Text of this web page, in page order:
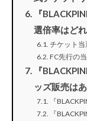
『
選倍率はど
チケット当
FC先行の
『
ッズ販売は
『
『